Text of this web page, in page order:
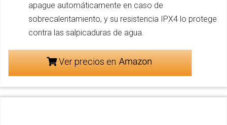
apague automáticamente en caso de
sobrecalentamiento, y su resistencia IPX4 lo protege
contra las salpicaduras de agua.
Ver precios en